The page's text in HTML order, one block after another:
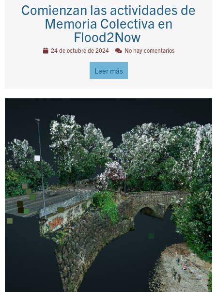
Comienzan las actividades de
Memoria Colectiva en
Flood2Now
24 de octubre de 2024 No hay comentarios
Leer más